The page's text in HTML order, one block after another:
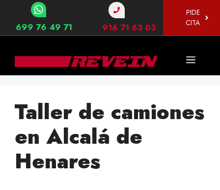
contenido699 76 49 71 916 71 63 03
PIDE
CITA
Menú
Taller de camiones
en Alcalá de
Henares